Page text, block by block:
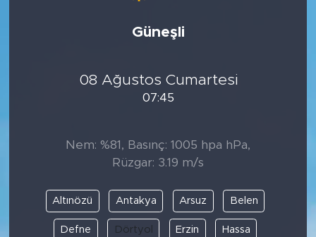
Güneşli
08 Ağustos Cumartesi
07:45
Nem: %81, Basınç: 1005 hpa hPa,
Rüzgar: 3.19 m/s
Altınözü Antakya Arsuz Belen
Defne Dörtyol Erzin Hassa